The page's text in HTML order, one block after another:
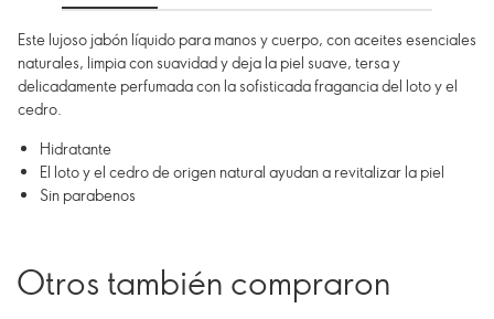
Este lujoso jabón líquido para manos y cuerpo, con aceites esenciales
naturales, limpia con suavidad y deja la piel suave, tersa y
delicadamente perfumada con la sofisticada fragancia del loto y el
cedro.
Hidratante
El loto y el cedro de origen natural ayudan a revitalizar la piel
Sin parabenos
Otros también compraron